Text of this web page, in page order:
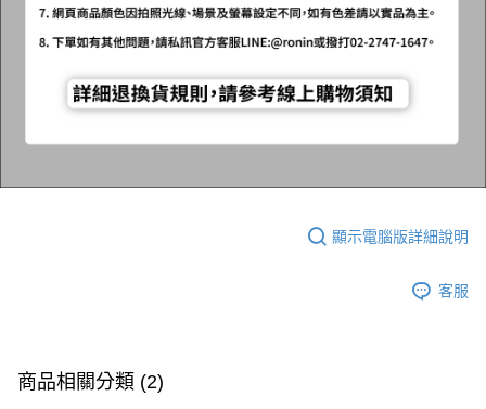
顯示電腦版詳細說明
客服
商品相關分類 (2)